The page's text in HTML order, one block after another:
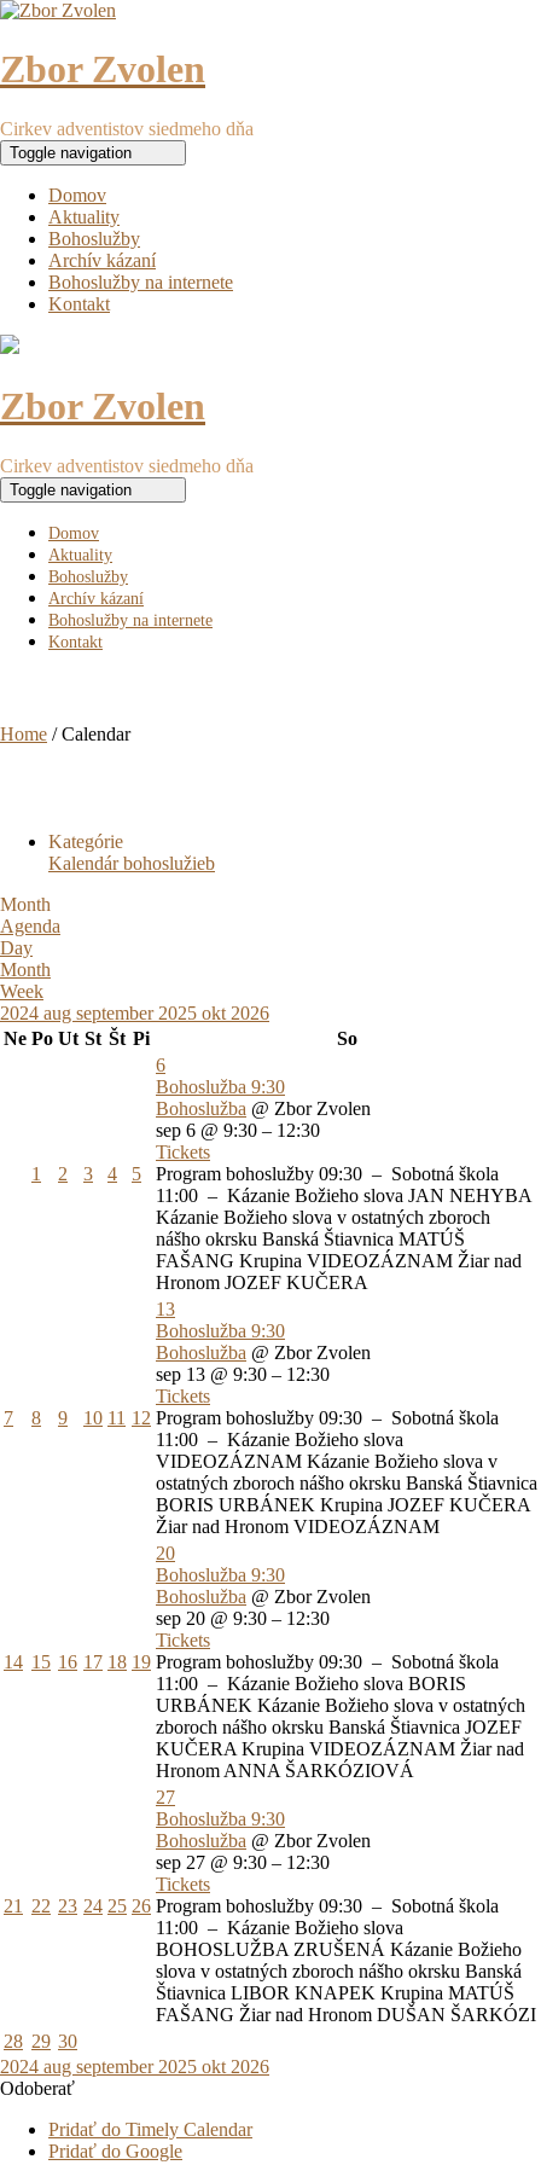
Zbor Zvolen
Cirkev adventistov siedmeho dňa
Toggle navigation
Domov
Aktuality
Bohoslužby
Archív kázaní
Bohoslužby na internete
Kontakt
Zbor Zvolen
Cirkev adventistov siedmeho dňa
Toggle navigation
Domov
Aktuality
Bohoslužby
Archív kázaní
Bohoslužby na internete
Kontakt
Home / Calendar
Kategórie
Kalendár bohoslužieb
Month
Agenda
Day
Month
Week
2024 aug september 2025 okt 2026
Ne Po Ut St Št Pi So
1 2 3 4 5
6
Bohoslužba 9:30
Bohoslužba @ Zbor Zvolen
sep 6 @ 9:30 – 12:30
Tickets
Program bohoslužby 09:30 – Sobotná škola
11:00 – Kázanie Božieho slova JAN NEHYBA
Kázanie Božieho slova v ostatných zboroch
nášho okrsku Banská Štiavnica MATÚŠ
FAŠANG Krupina VIDEOZÁZNAM Žiar nad
Hronom JOZEF KUČERA
7 8 9 10 11 12
13
Bohoslužba 9:30
Bohoslužba @ Zbor Zvolen
sep 13 @ 9:30 – 12:30
Tickets
Program bohoslužby 09:30 – Sobotná škola
11:00 – Kázanie Božieho slova
VIDEOZÁZNAM Kázanie Božieho slova v
ostatných zboroch nášho okrsku Banská Štiavnica
BORIS URBÁNEK Krupina JOZEF KUČERA
Žiar nad Hronom VIDEOZÁZNAM
14 15 16 17 18 19
20
Bohoslužba 9:30
Bohoslužba @ Zbor Zvolen
sep 20 @ 9:30 – 12:30
Tickets
Program bohoslužby 09:30 – Sobotná škola
11:00 – Kázanie Božieho slova BORIS
URBÁNEK Kázanie Božieho slova v ostatných
zboroch nášho okrsku Banská Štiavnica JOZEF
KUČERA Krupina VIDEOZÁZNAM Žiar nad
Hronom ANNA ŠARKÓZIOVÁ
21 22 23 24 25 26
27
Bohoslužba 9:30
Bohoslužba @ Zbor Zvolen
sep 27 @ 9:30 – 12:30
Tickets
Program bohoslužby 09:30 – Sobotná škola
11:00 – Kázanie Božieho slova
BOHOSLUŽBA ZRUŠENÁ Kázanie Božieho
slova v ostatných zboroch nášho okrsku Banská
Štiavnica LIBOR KNAPEK Krupina MATÚŠ
FAŠANG Žiar nad Hronom DUŠAN ŠARKÓZI
28 29 30
2024 aug september 2025 okt 2026
Odoberať
Pridať do Timely Calendar
Pridať do Google